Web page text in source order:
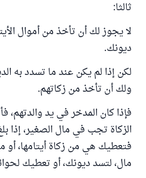
ثالثا:
لا يجوز لك أن تأخذ من أموال
ديونك.
لكن إذا لم يكن عند ما تسدد به
ولك أن تأخذ من زكاتهم.
فإذا كان المدخر في يد والدتهم،
الزكاة تجب في مال الصغير، إذا
فتعطيك هي من زكاة أيتامها، أو
مال، لتسد ديونك، أو تعطيك